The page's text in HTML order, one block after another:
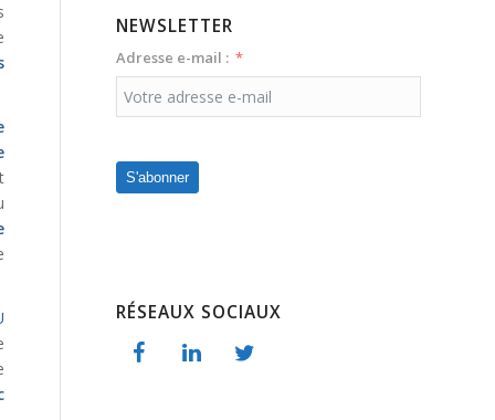
NEWSLETTER
Adresse e-mail :
S'abonner
RÉSEAUX SOCIAUX